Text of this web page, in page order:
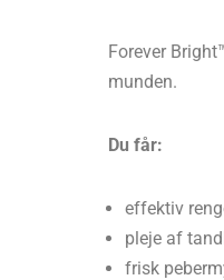
Forever
munden.
Du får:
effektiv
pleje af
frisk